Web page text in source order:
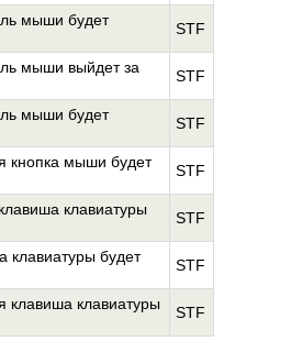
мыши будет
STF
мыши выйдет за
STF
мыши будет
STF
кнопка мыши будет
STF
клавиатуры
STF
клавиатуры будет
STF
клавиша клавиатуры
STF